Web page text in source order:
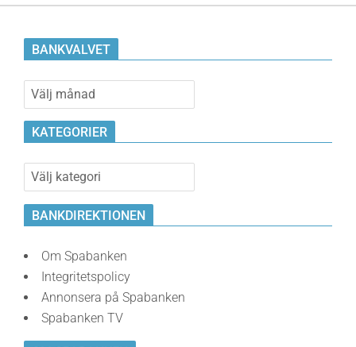
BANKVALVET
Bankvalvet
KATEGORIER
Kategorier
BANKDIREKTIONEN
Om Spabanken
Integritetspolicy
Annonsera på Spabanken
Spabanken TV